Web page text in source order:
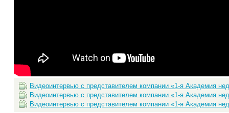
Видеоинтервью с представителем компании «1-я Академия
Видеоинтервью с представителем компании «1-я Академия
Видеоинтервью с представителем компании «1-я Академия